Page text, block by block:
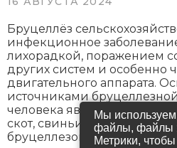
Бруцеллёз
инфекционное
лихорадкой, поражением
других систем и особенно
двигательного аппарата.
источниками
человека являются овцы,
скот, свиньи. Пути
бруцеллезом разнообразны.
Мы
файлы, файлы
Метрики, чтобы